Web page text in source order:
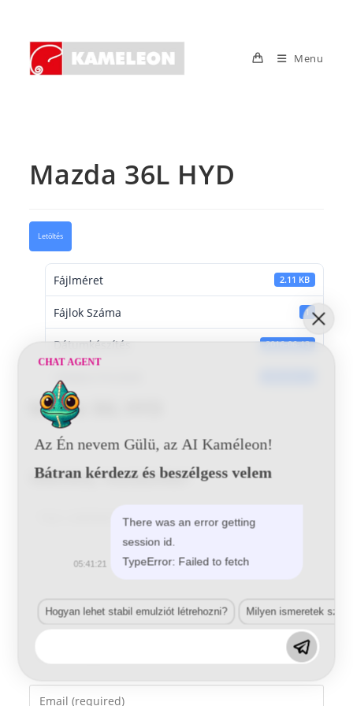
content
Menu
Mazda 36L HYD
Letöltés
Fájlméret 2.11 KB
Fájlok Száma 1
Dátumkészítés 2016-06-13
Utoljára frissített
Mazda 36L HYD
Vélemény, hozzászólás?
your
name
Enter
CHAT AGENT
Az Én nevem Gülü, az AI Kaméleon!
Bátran kérdezz és beszélgess velem
There was an error getting
session id.
TypeError: Failed to fetch
05:41:21
Hogyan lehet stabil emulziót létrehozni? Milyen ismeretek